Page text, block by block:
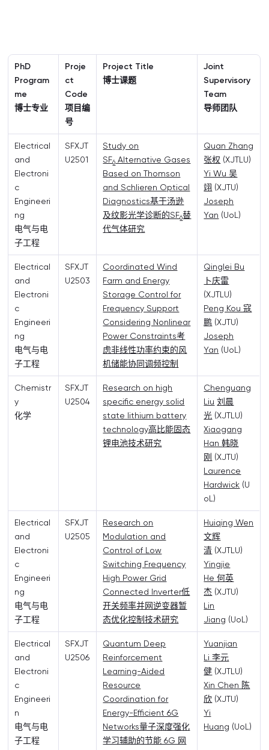
PhD
Program
me
博士专业
Proje
ct
Code
项目编
号
Project Title
博士课题
Joint
Supervisory
Team
导师团队
Electrical
and
Electroni
c
Engineeri
ng
电气与电
子工程
SFXJT
U2501
Study on
SF6 Alternative Gases
Based on Thomson
and Schlieren Optical
Diagnostics基于汤逊
及纹影光学诊断的SF6替
代气体研究
Quan Zhang
张权 (XJTLU)
Yi Wu 吴
翊 (XJTU)
Joseph
Yan (UoL)
Electrical
and
Electroni
c
Engineeri
ng
电气与电
子工程
SFXJT
U2503
Coordinated Wind
Farm and Energy
Storage Control for
Frequency Support
Considering Nonlinear
Power Constraints考
虑非线性功率约束的风
机储能协同调频控制
Qinglei Bu
卜庆雷
(XJTLU)
Peng Kou 寇
鹏 (XJTU)
Joseph
Yan (UoL)
Chemistr
y
化学
SFXJT
U2504
Research on high
specific energy solid
state lithium battery
technology高比能固态
锂电池技术研究
Chenguang
Liu 刘晨
光 (XJTLU)
Xiaogang
Han 韩晓
刚 (XJTU)
Laurence
Hardwick (U
oL)
Electrical
and
Electroni
c
Engineeri
ng
电气与电
子工程
SFXJT
U2505
Research on
Modulation and
Control of Low
Switching Frequency
High Power Grid
Connected Inverter低
开关频率并网逆变器暂
态优化控制技术研究
Huiqing Wen
文辉
清 (XJTLU)
Yingjie
He 何英
杰 (XJTU)
Lin
Jiang (UoL)
Electrical
and
Electroni
c
Engineeri
n
电气与电
子工程
SFXJT
U2506
Quantum Deep
Reinforcement
Learning-Aided
Resource
Coordination for
Energy-Efficient 6G
Networks量子深度强化
学习辅助的节能 6G 网
Yuanjian
Li 李元
健 (XJTLU)
Xin Chen 陈
欣 (XJTU)
Yi
Huang (UoL)